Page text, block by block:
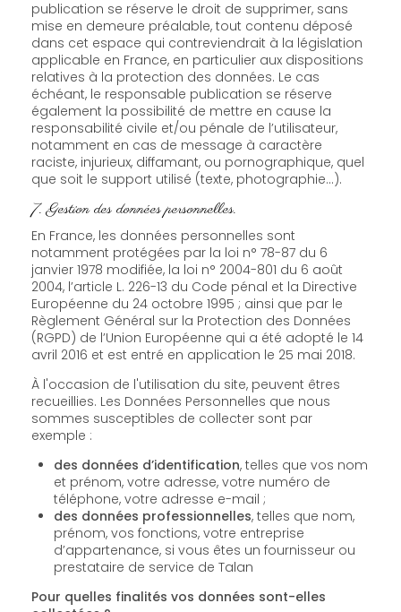
publication se réserve le droit de supprimer, sans
mise en demeure préalable, tout contenu déposé
dans cet espace qui contreviendrait à la législation
applicable en France, en particulier aux dispositions
relatives à la protection des données. Le cas
échéant, le responsable publication se réserve
également la possibilité de mettre en cause la
responsabilité civile et/ou pénale de l’utilisateur,
notamment en cas de message à caractère
raciste, injurieux, diffamant, ou pornographique, quel
que soit le support utilisé (texte, photographie…).
7. Gestion des données personnelles.
En France, les données personnelles sont
notamment protégées par la loi n° 78-87 du 6
janvier 1978 modifiée, la loi n° 2004-801 du 6 août
2004, l’article L. 226-13 du Code pénal et la Directive
Européenne du 24 octobre 1995 ; ainsi que par le
Règlement Général sur la Protection des Données
(RGPD) de l’Union Européenne qui a été adopté le 14
avril 2016 et est entré en application le 25 mai 2018.
À l'occasion de l'utilisation du site, peuvent êtres
recueillies. Les Données Personnelles que nous
sommes susceptibles de collecter sont par
exemple :
des données d’identification, telles que vos nom
et prénom, votre adresse, votre numéro de
téléphone, votre adresse e-mail ;
des données professionnelles, telles que nom,
prénom, vos fonctions, votre entreprise
d’appartenance, si vous êtes un fournisseur ou
prestataire de service de Talan
Pour quelles finalités vos données sont-elles